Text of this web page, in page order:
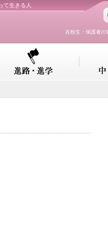
て生きる人
在校生・保護者の
。